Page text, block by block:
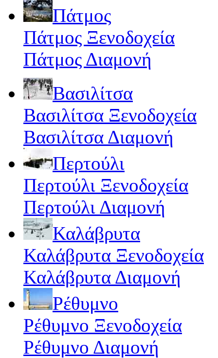
Πάτμος
Πάτμος Ξενοδοχεία
Πάτμος Διαμονή
Βασιλίτσα
Βασιλίτσα Ξενοδοχεία
Βασιλίτσα Διαμονή
Περτούλι
Περτούλι Ξενοδοχεία
Περτούλι Διαμονή
Καλάβρυτα
Καλάβρυτα Ξενοδοχεία
Καλάβρυτα Διαμονή
Ρέθυμνο
Ρέθυμνο Ξενοδοχεία
Ρέθυμνο Διαμονή